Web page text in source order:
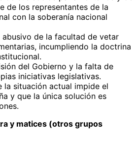
de los representantes de la
con la soberanía nacional
de la facultad de vetar
incumpliendo la doctrina
del Gobierno y la falta de
iniciativas legislativas.
la situación actual impide el
y que la única solución es
y matices (otros grupos